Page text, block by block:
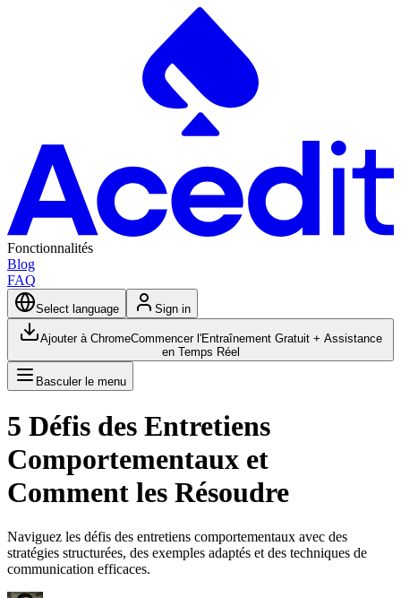
Fonctionnalités
Blog
FAQ
Select language Sign in
Ajouter à ChromeCommencer l'Entraînement Gratuit + Assistance
en Temps Réel
Basculer le menu
5 Défis des Entretiens
Comportementaux et
Comment les Résoudre
Naviguez les défis des entretiens comportementaux avec des
stratégies structurées, des exemples adaptés et des techniques de
communication efficaces.